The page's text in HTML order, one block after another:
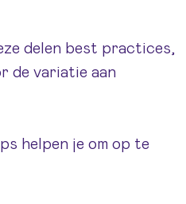
delen best practices,
de variatie aan
helpen je om op te